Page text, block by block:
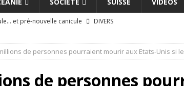
et pré-nouvelle canicule
DIVERS
du nettoyage ethnique en Cisjordanie et à Gaza
de personnes pourraient mourir aux Etats-Unis si
de personnes